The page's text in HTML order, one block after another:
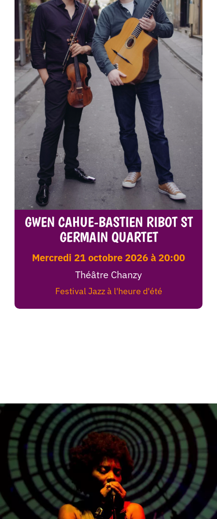
GWEN CAHUE-BASTIEN RIBOT ST
GERMAIN QUARTET
mercredi 21 octobre 2026 à 20:00
Théâtre Chanzy
Festival Jazz à l'heure d'été